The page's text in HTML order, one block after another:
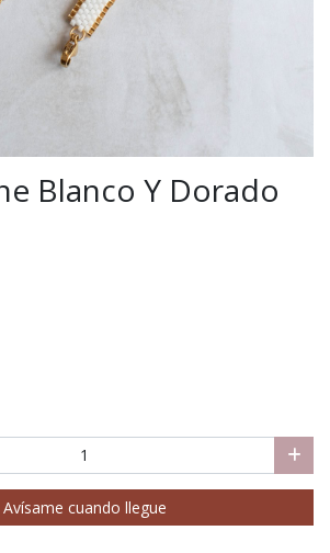
Blanco Y Dorado
Avísame cuando llegue